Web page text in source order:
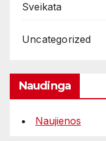
Sveikata
Uncategorized
Naudinga
Naujienos